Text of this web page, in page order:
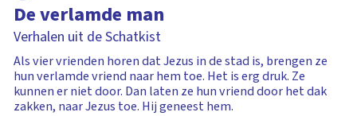
De verlamde man
Verhalen uit de Schatkist
Als vier vrienden horen dat Jezus in de stad is, brengen ze
hun verlamde vriend naar hem toe. Het is erg druk. Ze
kunnen er niet door. Dan laten ze hun vriend door het dak
zakken, naar Jezus toe. Hij geneest hem.